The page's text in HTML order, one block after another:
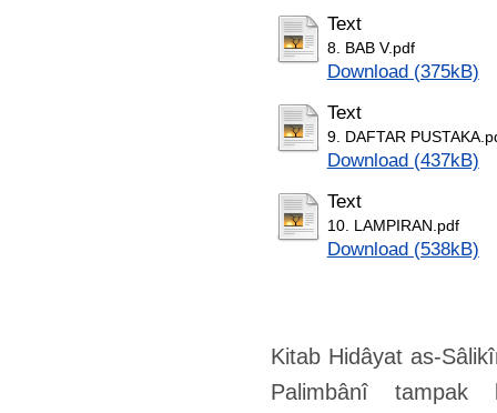
Text
8. BAB V.pdf
Download (375kB)
Text
9. DAFTAR
Download (437kB)
Text
10. LAMPIRAN.pdf
Download (538kB)
Kitab Hidâyat as-
Palimbânî tampak